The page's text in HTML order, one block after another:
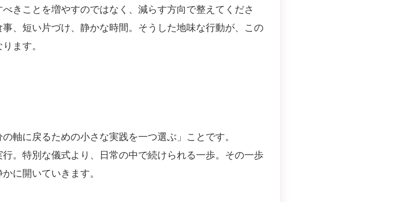
きことを増やすのではなく、減らす方向で整えてくださ
、短い片づけ、静かな時間。そうした地味な行動が、この
ます。
軸に戻るための小さな実践を一つ選ぶ」ことです。
。特別な儀式より、日常の中で続けられる一歩。その一歩
に開いていきます。